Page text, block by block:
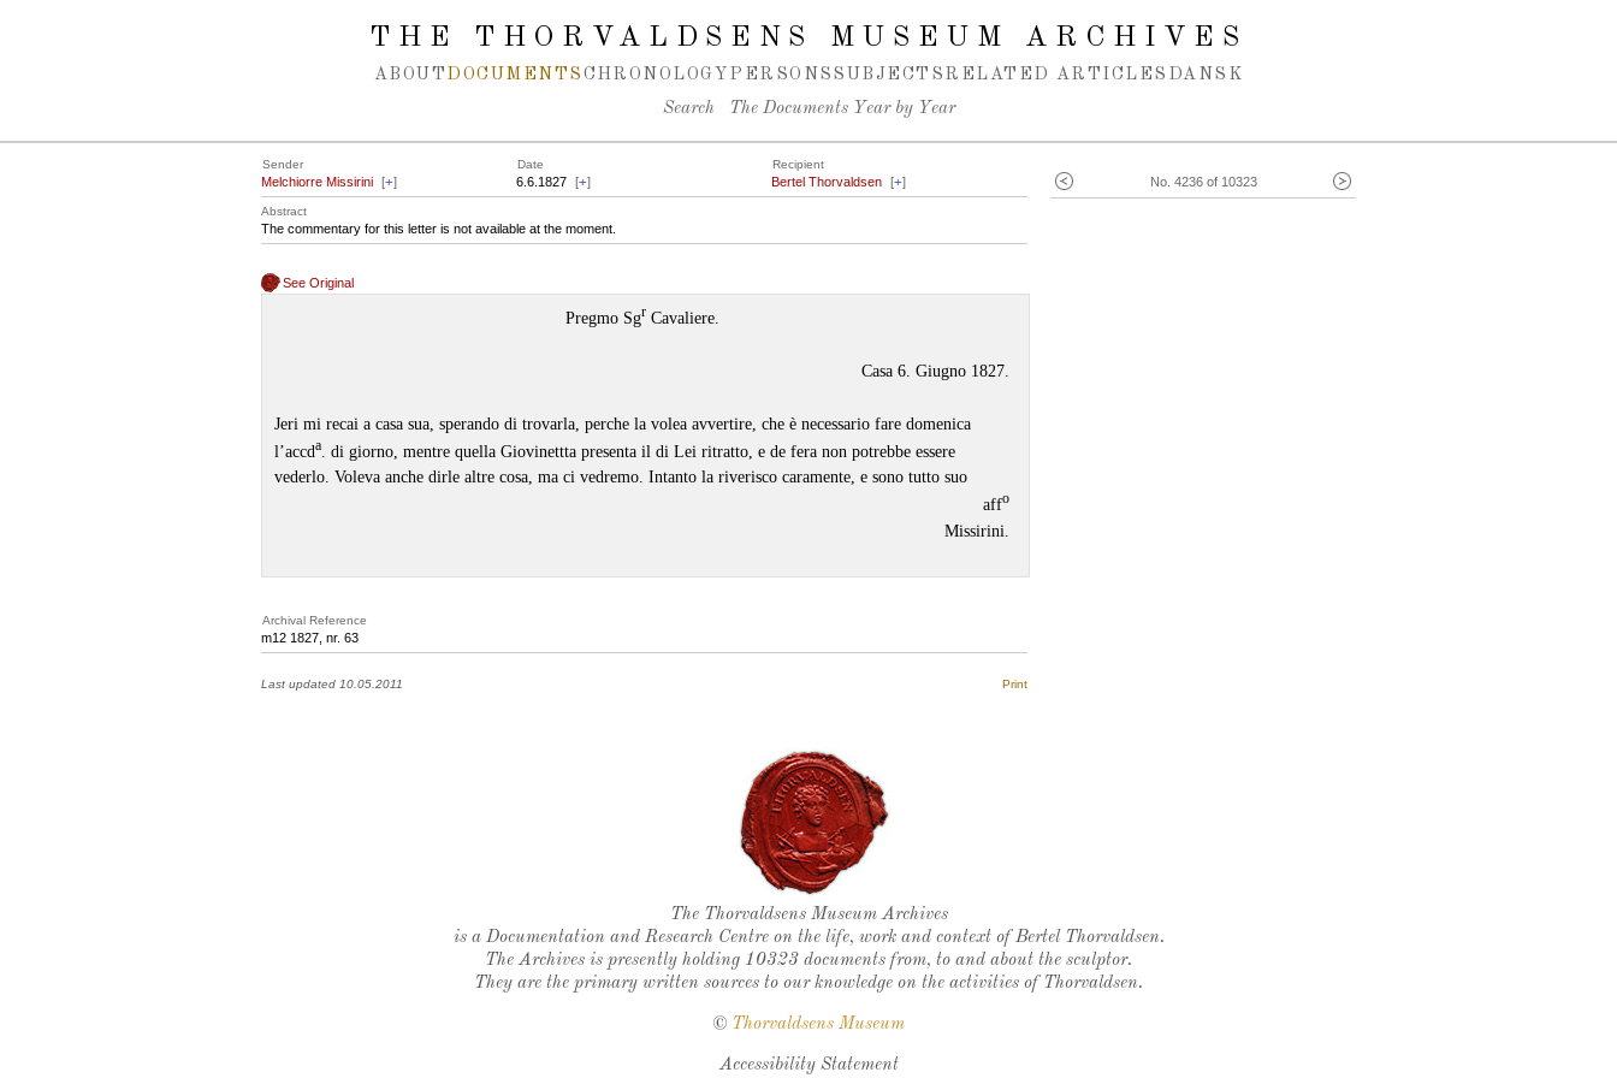
THE THORVALDSENS MUSEUM ARCHIVES
ABOUT DOCUMENTS CHRONOLOGY PERSONS SUBJECTS RELATED ARTICLES DANSK
Search The Documents Year by Year
No. 4236 of 10323
Sender Date Recipient
Melchiorre Missirini [+] 6.6.1827 [+] Bertel Thorvaldsen [+]
Abstract
The commentary for this letter is not available at the moment.
See Original
Pregmo SgrCavaliere.
Casa 6. Giugno 1827.
Jeri mi recai a casa sua, sperando di trovarla, perche la volea avvertire, che è necessario fare domenica
l’accda . di giorno, mentre quella Giovinettta presenta il di Lei ritratto, e de fera non potrebbe essere
vederlo. Voleva anche dirle altre cosa, ma ci vedremo. Intanto la riverisco caramente, e sono tutto suo
affo
Missirini.
Archival Reference
m12 1827, nr. 63
Last updated 10.05.2011 Print
Thorvaldsen's seal
The Thorvaldsens Museum Archives
is a Documentation and Research Centre on the life, work and context of Bertel Thorvaldsen.
The Archives is presently holding 10323 documents from, to and about the sculptor.
They are the primary written sources to our knowledge on the activities of Thorvaldsen.
© Thorvaldsens Museum
Accessibility Statement